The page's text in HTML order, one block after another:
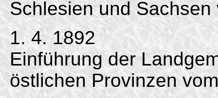
Schlesien und
1. 4. 1892
Einführung der
östlichen Provinzen